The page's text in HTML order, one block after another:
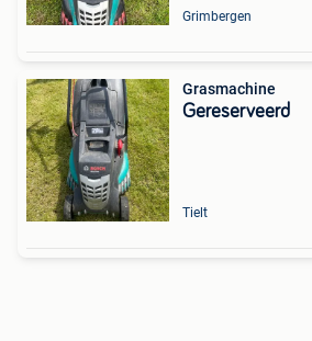
Grimbergen
Grasmachine
Gereserveerd
Tielt